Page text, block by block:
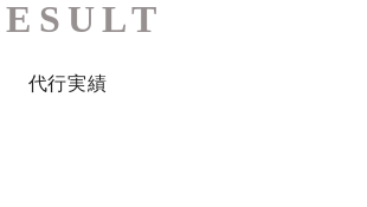
代行実績